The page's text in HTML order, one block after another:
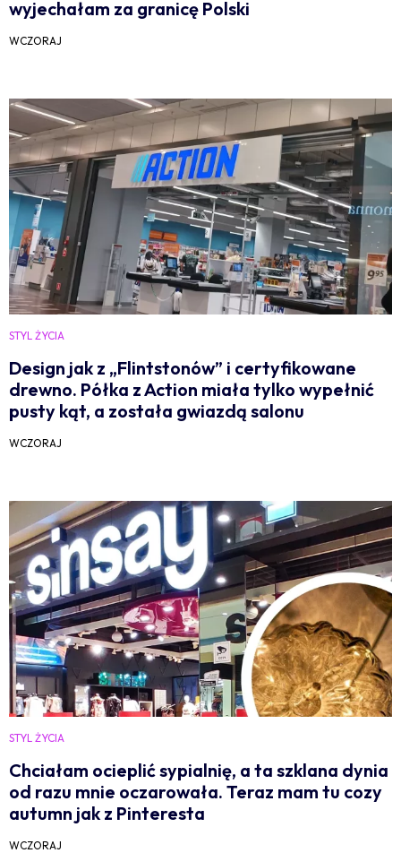
wyjechałam za granicę Polski
WCZORAJ
STYL ŻYCIA
Design jak z „Flintstonów” i certyfikowane
drewno. Półka z Action miała tylko wypełnić
pusty kąt, a została gwiazdą salonu
WCZORAJ
STYL ŻYCIA
Chciałam ocieplić sypialnię, a ta szklana dynia
od razu mnie oczarowała. Teraz mam tu cozy
autumn jak z Pinteresta
WCZORAJ